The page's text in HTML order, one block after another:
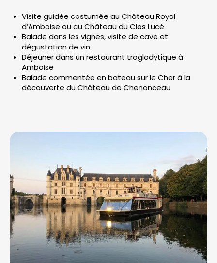
Visite guidée costumée au Château Royal
d’Amboise ou au Château du Clos Lucé
Balade dans les vignes, visite de cave et
dégustation de vin
Déjeuner dans un restaurant troglodytique à
Amboise
Balade commentée en bateau sur le Cher à la
découverte du Château de Chenonceau